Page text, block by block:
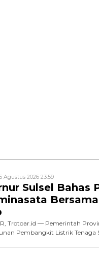
Agustus 2026 23:59
Sulsel Bahas
Trotoar.id — Pemerintah
Pembangkit Listrik Tenaga